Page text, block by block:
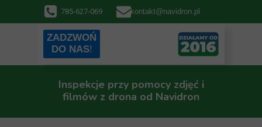
ZADZWOŃ
DO NAS!
785-627-069kontakt@navidron.pl
Inspekcje przy pomocy zdjęć i
filmów z drona od Navidron